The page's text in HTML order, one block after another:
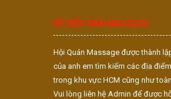
VỀ DIỄN ĐÀN MASSAGE
Hội Quán Massage được thành
của anh em tìm kiếm các địa
trong khu vực HCM cũng như
Vui lòng liên hệ Admin để được